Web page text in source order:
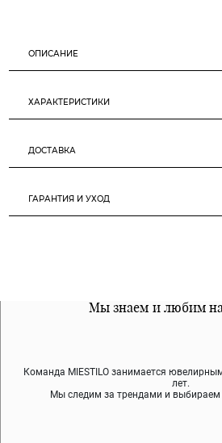
ОПИСАНИЕ
ХАРАКТЕРИСТИКИ
ДОСТАВКА
ГАРАНТИЯ И УХОД
Мы знаем и любим
Команда MIESTILO занимается
лет.
Мы следим за трендами и выбираем
Все наши материалы
Мы используем покрытие (родий,
содержит никеля и свинца — это
Примерка перед
Во время доставки спокойно примеряйте
что вам нравятся, остальные